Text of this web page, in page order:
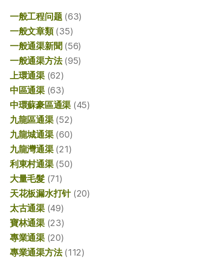
一般工程问题(63)
一般文章類(35)
一般通渠新聞 (56)
一般通渠方法(95)
上環通渠(62)
中區通渠(63)
中環蘇豪區通渠 (45)
九龍區通渠(52)
九龍城通渠(60)
九龍灣通渠(21)
利東村通渠(50)
大量毛髮(71)
天花板漏水打针(20)
太古通渠(49)
寶林通渠(23)
專業通渠(20)
專業通渠方法(112)